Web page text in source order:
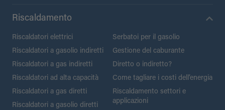
Riscaldamento
Riscaldatori elettrici
Riscaldatori a gasolio indiretti
Riscaldatori a gas indiretti
Riscaldatori ad alta capacità
Riscaldatori a gas diretti
Riscaldatori a gasolio diretti
Serbatoi per il gasolio
Gestione del caburante
Diretto o indiretto?
Come tagliare i costi dell’energia
Riscaldamento settori e
applicazioni